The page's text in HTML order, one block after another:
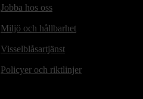
Jobba hos oss
Miljö och hållbarhet
Visselblåsartjänst
Policyer och riktlinjer